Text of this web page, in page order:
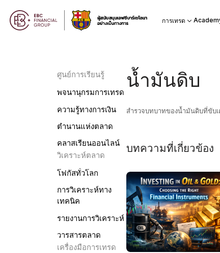
การเทรด
ศูนย์การเรียนรู้
พจนานุกรมการเทรด
ความรู้ทางการเงิน
ตำนานแห่งตลาด
คลาสเรียนออนไลน์
วิเคราะห์ตลาด
โฟกัสทั่วโลก
การวิเคราะห์ทาง
เทคนิค
รายงานการวิเคราะห์
วารสารตลาด
เครื่องมือการเทรด
น้ำมันดิบ
สำรวจบทบาทของน้ำมันดิบที่ขับ
บทความที่เกี่ยวข้อง